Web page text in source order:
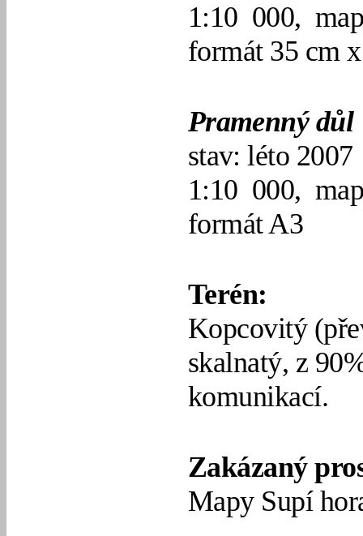
1:10 000,
formát 35 cm
Pramenný důl
stav: léto 2007
1:10 000,
formát A3
Terén:
Kopcovitý
skalnatý, z
komunikací.
Zakázaný
Mapy Supí